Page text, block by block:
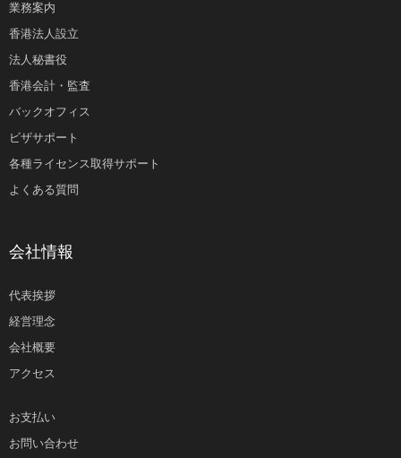
業務案内
香港法人設立
法人秘書役
香港会計・監査
バックオフィス
ビザサポート
各種ライセンス取得サポート
よくある質問
会社情報
代表挨拶
経営理念
会社概要
アクセス
お支払い
お問い合わせ